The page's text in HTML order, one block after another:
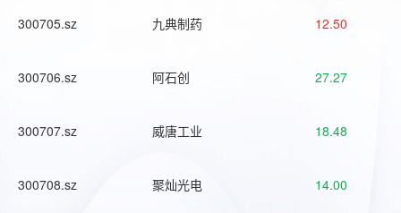
300705.sz 九典制药 12.50
300706.sz 阿石创 27.27
300707.sz 威唐工业 18.48
300708.sz 聚灿光电 14.00